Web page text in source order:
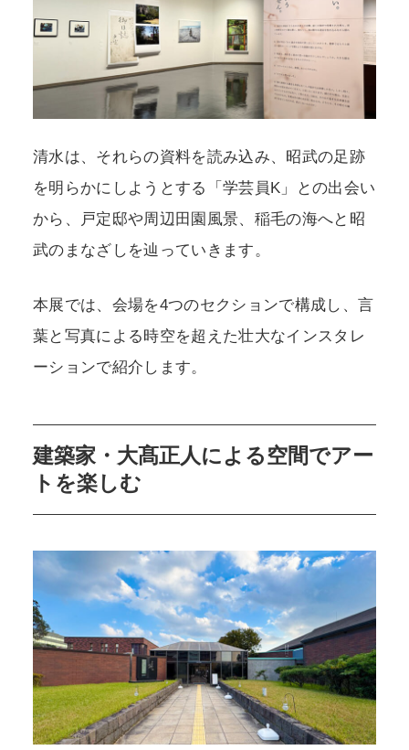
清水は、それらの資料を読み込み、昭武の足跡
を明らかにしようとする「学芸員K」との出会い
から、戸定邸や周辺田園風景、稲毛の海へと昭
武のまなざしを辿っていきます。
本展では、会場を4つのセクションで構成し、言
葉と写真による時空を超えた壮大なインスタレ
ーションで紹介します。
建築家・大髙正人による空間でアー
トを楽しむ